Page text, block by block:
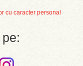
cu caracter personal